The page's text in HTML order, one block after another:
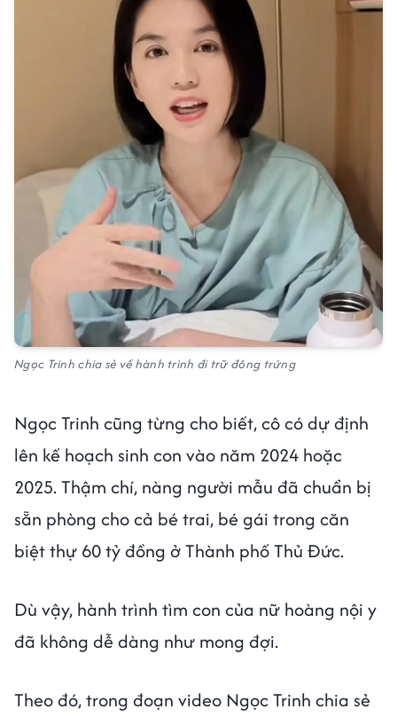
Ngọc Trinh chia sẻ về hành trình đi trữ đông trứng
Ngọc Trinh cũng từng cho biết, cô có dự định
lên kế hoạch sinh con vào năm 2024 hoặc
2025. Thậm chí, nàng người mẫu đã chuẩn bị
sẵn phòng cho cả bé trai, bé gái trong căn
biệt thự 60 tỷ đồng ở Thành phố Thủ Đức.
Dù vậy, hành trình tìm con của nữ hoàng nội y
đã không dễ dàng như mong đợi.
Theo đó, trong đoạn video Ngọc Trinh chia sẻ